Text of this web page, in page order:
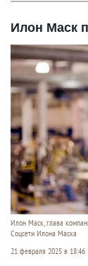
Илон Маск
Илон Маск, глава
Соцсети Илона Маска
21 февраля 2025 в 18:46